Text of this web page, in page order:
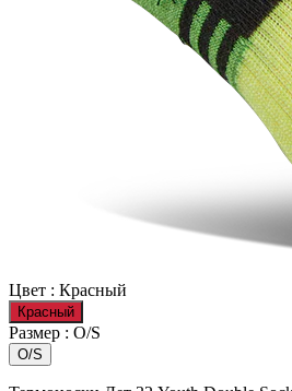
Цвет : Красный
Красный
Размер : O/S
O/S